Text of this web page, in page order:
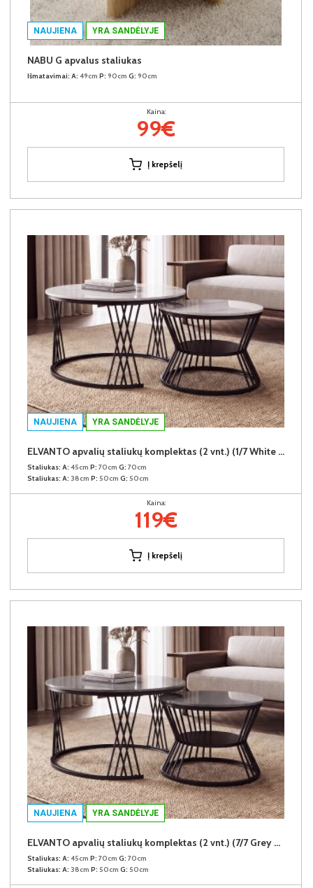
NAUJIENA YRA SANDĖLYJE
NABU G apvalus staliukas
Išmatavimai: A: 49cm P: 90cm G: 90cm
Kaina:
99€
Į krepšelį
NAUJIENA YRA SANDĖLYJE
ELVANTO apvalių staliukų komplektas (2 vnt.) (1/7 White Marble Gloss)
Staliukas: A: 45cm P: 70cm G: 70cm
Staliukas: A: 38cm P: 50cm G: 50cm
Kaina:
119€
Į krepšelį
NAUJIENA YRA SANDĖLYJE
ELVANTO apvalių staliukų komplektas (2 vnt.) (7/7 Grey Gloss)
Staliukas: A: 45cm P: 70cm G: 70cm
Staliukas: A: 38cm P: 50cm G: 50cm